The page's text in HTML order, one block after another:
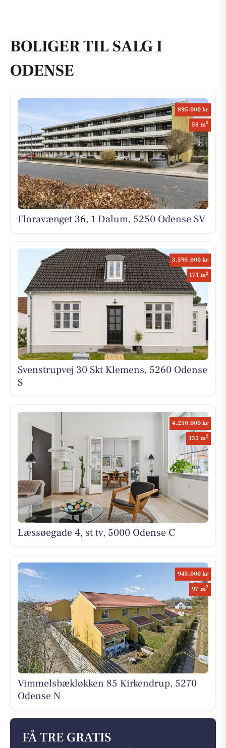
BOLIGER TIL SALG I
ODENSE
895.000 kr
58 m2
Floravænget 36, 1 Dalum, 5250 Odense SV
3.595.000 kr
171 m2
Svenstrupvej 30 Skt Klemens, 5260 Odense
S
4.250.000 kr
135 m2
Læssøegade 4, st tv, 5000 Odense C
945.000 kr
97 m2
Vimmelsbækløkken 85 Kirkendrup, 5270
Odense N
FÅ TRE GRATIS